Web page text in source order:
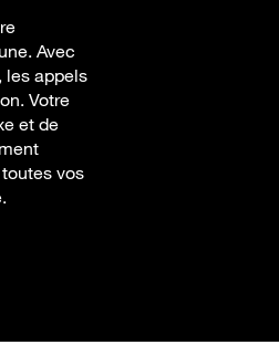
Avec
les appels
Votre
et de
vos